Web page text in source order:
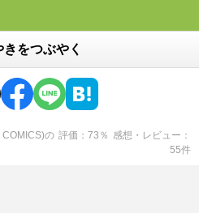
をつぶやく
の 評価 73 ％ 感想・レビュー
55件